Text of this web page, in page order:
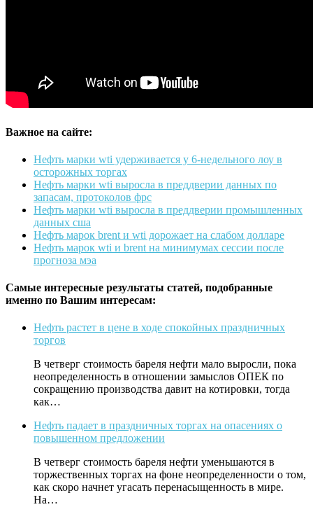
Важное на сайте:
Нефть марки wti удерживается у 6-недельного лоу в
осторожных торгах
Нефть марки wti выросла в преддверии данных по
запасам, протоколов фрс
Нефть марки wti выросла в преддверии промышленных
данных сша
Нефть марок brent и wti дорожает на слабом долларе
Нефть марок wti и brent на минимумах сессии после
прогноза мэа
Самые интересные результаты статей, подобранные
именно по Вашим интересам:
Нефть растет в цене в ходе спокойных праздничных
торгов
В четверг стоимость бареля нефти мало выросли, пока
неопределенность в отношении замыслов ОПЕК по
сокращению производства давит на котировки, тогда
как…
Нефть падает в праздничных торгах на опасениях о
повышенном предложении
В четверг стоимость бареля нефти уменьшаются в
торжественных торгах на фоне неопределенности о том,
как скоро начнет угасать перенасыщенность в мире.
На…